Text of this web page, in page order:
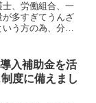
、労働組合、一
多すぎてうんざ
う方の為、分か
討の為の助けにな
入補助金を活
度に備えまし